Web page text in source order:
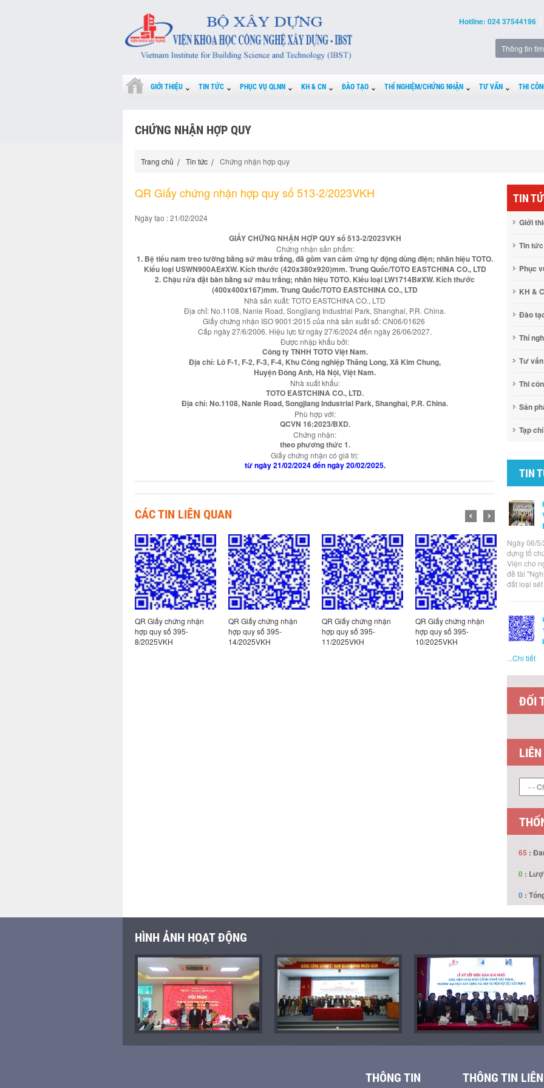
Hotline: 024 37544196
GIỚI THIỆU TIN TỨC PHỤC VỤ QLNN KH & CN ĐÀO TẠO THÍ NGHIỆM/CHỨNG NHẬN TƯ VẤN THI
CHỨNG NHẬN HỢP QUY
Trang chủ Tin tức Chứng nhận hợp quy
QR Giấy chứng nhận hợp quy số 513-2/2023VKH
Ngày tạo : 21/02/2024
GIẤY CHỨNG NHẬN HỢP QUY số 513-2/2023VKH
Chứng nhận sản phẩm:
1. Bệ tiểu nam treo tường bằng sứ màu trắng, đã gồm van cảm ứng tự động dùng điện; nhãn hiệu TOTO.
Kiểu loại USWN900AE#XW. Kích thước (420x380x920)mm. Trung Quốc/TOTO EASTCHINA CO., LTD
2. Chậu rửa đặt bàn bằng sứ màu trắng; nhãn hiệu TOTO. Kiểu loại LW1714B#XW. Kích thước
(400x400x167)mm. Trung Quốc/TOTO EASTCHINA CO., LTD
Nhà sản xuất: TOTO EASTCHINA CO., LTD
Địa chỉ: No.1108, Nanle Road, Songjiang Industrial Park, Shanghai, P.R. China.
Giấy chứng nhận ISO 9001:2015 của nhà sản xuất số: CN06/01626
Cấp ngày 27/6/2006. Hiệu lực từ ngày 27/6/2024 đến ngày 26/06/2027.
Được nhập khẩu bởi:
Công ty TNHH TOTO Việt Nam.
Địa chỉ: Lô F-1, F-2, F-3, F-4, Khu Công nghiệp Thăng Long, Xã Kim Chung,
Huyện Đông Anh, Hà Nội, Việt Nam.
Nhà xuất khẩu:
TOTO EASTCHINA CO., LTD.
Địa chỉ: No.1108, Nanle Road, Songjiang Industrial Park, Shanghai, P.R. China.
Phù hợp với:
QCVN 16:2023/BXD.
Chứng nhận:
theo phương thức 1.
Giấy chứng nhận có giá trị:
từ ngày 21/02/2024 đến ngày 20/02/2025.
CÁC TIN LIÊN QUAN
QR Giấy chứng nhận
hợp quy số 395-
8/2025VKH
QR Giấy chứng nhận
hợp quy số 395-
14/2025VKH
QR Giấy chứng nhận
hợp quy số 395-
11/2025VKH
QR Giấy chứng nhận
hợp quy số 395-
10/2025VKH
QR Giấy
hợp quy
6/
TIN
Giới
Tin tức
Phục
KH &
Đào
Thí
Tư vấn
Thi
Sản
Tạp chí
TIN
Ngày 06/
dựng tổ
Viện cho
đề tài
đất loại
...Chi tiết
ĐỐI
65 :
0 :
0 :
HÌNH ẢNH HOẠT ĐỘNG
THÔNG TIN THÔNG TIN